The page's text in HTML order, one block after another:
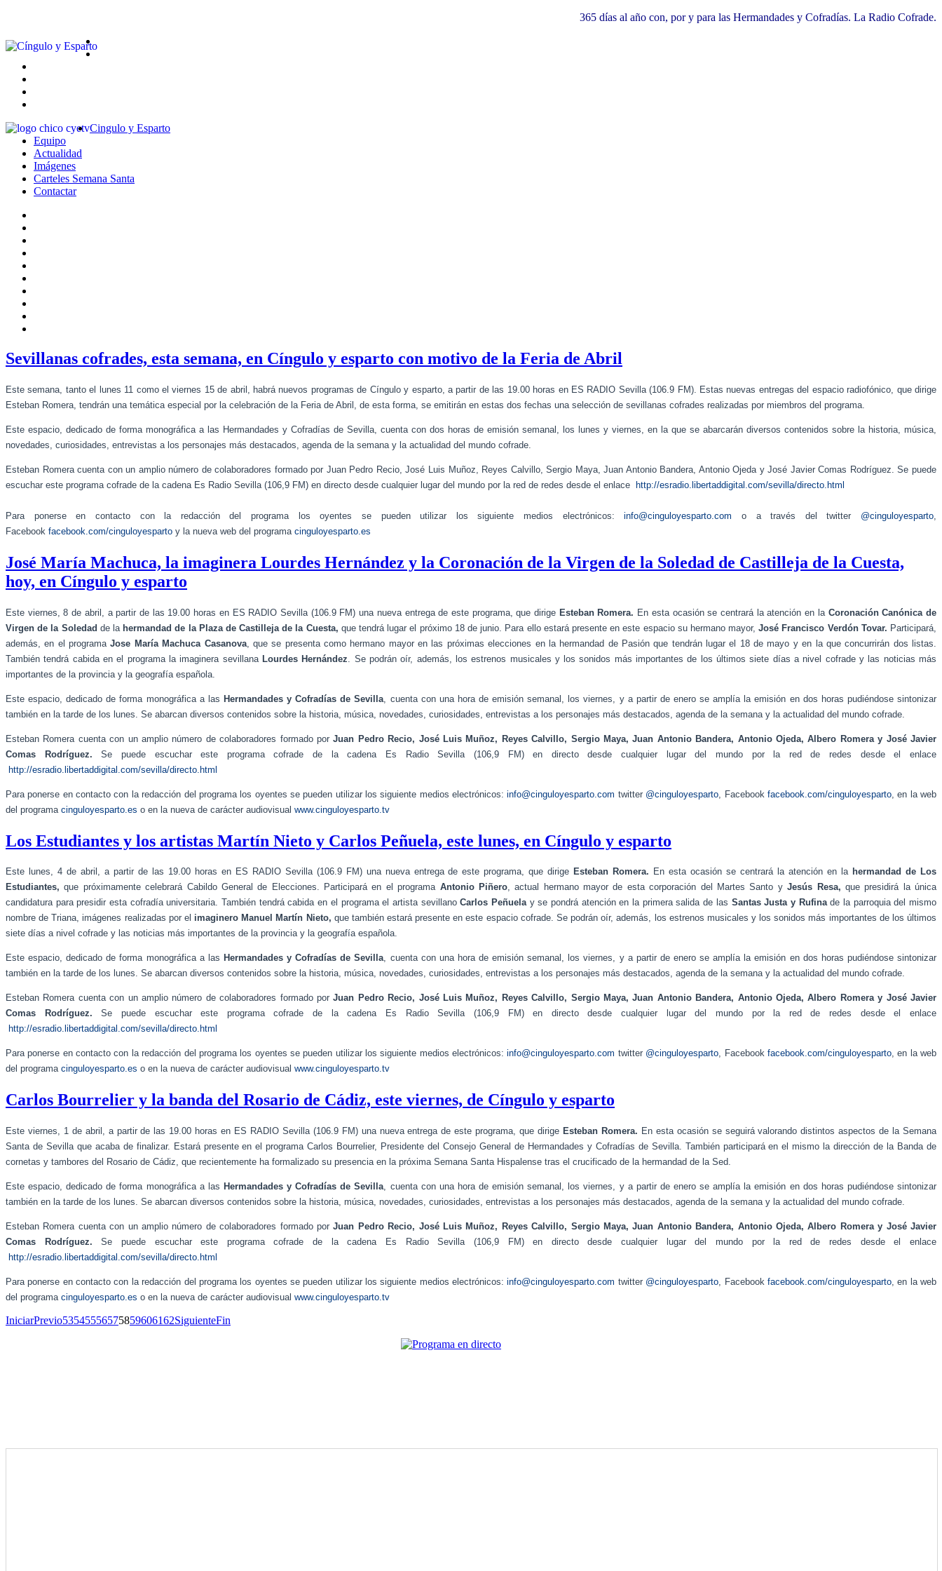
365 días al año con, por y para las Hermandades y Cofradías. La Radio Cofrade.
Cingulo y Esparto
Equipo
Actualidad
Imágenes
Carteles Semana Santa
Contactar
Sevillanas cofrades, esta semana, en Cíngulo y esparto con motivo de la Feria de Abril
Este semana, tanto el lunes 11 como el viernes 15 de abril, habrá nuevos programas de Cíngulo y esparto, a partir de las 19.00 horas en ES RADIO Sevilla (106.9 FM). Estas nuevas entregas del espacio radiofónico, que dirige
Esteban Romera, tendrán una temática especial por la celebración de la Feria de Abril, de esta forma, se emitirán en estas dos fechas una selección de sevillanas cofrades realizadas por miembros del programa.
Este espacio, dedicado de forma monográfica a las Hermandades y Cofradías de Sevilla, cuenta con dos horas de emisión semanal, los lunes y viernes, en la que se abarcarán diversos contenidos sobre la historia, música,
novedades, curiosidades, entrevistas a los personajes más destacados, agenda de la semana y la actualidad del mundo cofrade.
Esteban Romera cuenta con un amplio número de colaboradores formado por Juan Pedro Recio, José Luis Muñoz, Reyes Calvillo, Sergio Maya, Juan Antonio Bandera, Antonio Ojeda y José Javier Comas Rodríguez.Se puede
escuchar este programa cofrade de la cadena Es Radio Sevilla (106,9 FM) en directo desde cualquier lugar del mundo por la red de redes desde el enlace
http://esradio.libertaddigital.com/sevilla/directo.html
Para ponerse en contacto con la redacción del programa los oyentes se pueden utilizar los siguiente medios electrónicos:info@cinguloyesparto.com o a través del twitter @cinguloyesparto
Facebook facebook.com/cinguloyesparto y la nueva web del programa cinguloyesparto.es
José María Machuca, la imaginera Lourdes Hernández y la Coronación de la Virgen de la Soledad de Castilleja de la Cuesta,
hoy, en Cíngulo y esparto
Este viernes, 8 de abril, a partir de las 19.00 horas en ES RADIO Sevilla (106.9 FM) una nueva entrega de este programa, que dirige Esteban Romera. En esta ocasión se centrará la atención en la Coronación Canónica de
Virgen de la Soledad de la hermandad de la Plaza de Castilleja de la Cuesta, que tendrá lugar el próximo 18 de junio. Para ello estará presente en este espacio su hermano mayor,José Francisco Verdón Tovar. Participará,
además, en el programaJose María Machuca Casanova, que se presenta como hermano mayor en las próximas elecciones en la hermandad de Pasión que tendrán lugar el 18 de mayo y en la que concurrirán dos listas.
También tendrá cabida en el programa la imaginera sevillana Lourdes Hernández . Se podrán oír, además, los estrenos musicales y los sonidos más importantes de los últimos siete días a nivel cofrade y las noticias más
importantes de la provincia y la geografía española.
Este espacio, dedicado de forma monográfica a las Hermandades y Cofradías de Sevilla , cuenta con una hora de emisión semanal, los viernes, y a partir de enero se amplía la emisión en dos horas pudiéndose sintonizar
también en la tarde de los lunes. Se abarcan diversos contenidos sobre la historia, música, novedades, curiosidades, entrevistas a los personajes más destacados, agenda de la semana y la actualidad del mundo cofrade.
Esteban Romera cuenta con un amplio número de colaboradores formado porJuan Pedro Recio, José Luis Muñoz, Reyes Calvillo, Sergio Maya, Juan Antonio Bandera, Antonio Ojeda, Albero Romera y José Javier
Comas Rodríguez. Se puede escuchar este programa cofrade de la cadena Es Radio Sevilla (106,9 FM) en directo desde cualquier lugar del mundo por la red de redes desde el enlace
http://esradio.libertaddigital.com/sevilla/directo.html
Para ponerse en contacto con la redacción del programa los oyentes se pueden utilizar los siguiente medios electrónicos:info@cinguloyesparto.com twitter @cinguloyesparto , Facebook facebook.com/cinguloyesparto, en la web
del programa cinguloyesparto.es o en la nueva de carácter audiovisual www.cinguloyesparto.tv
Los Estudiantes y los artistas Martín Nieto y Carlos Peñuela, este lunes, en Cíngulo y esparto
Este lunes, 4 de abril, a partir de las 19.00 horas en ES RADIO Sevilla (106.9 FM) una nueva entrega de este programa, que dirige Esteban Romera. En esta ocasión se centrará la atención en la hermandad de Los
Estudiantes, que próximamente celebrará Cabildo General de Elecciones. Participará en el programa Antonio Piñero, actual hermano mayor de esta corporación del Martes Santo yJesús Resa, que presidirá la única
candidatura para presidir esta cofradía universitaria. También tendrá cabida en el programa el artista sevillanoCarlos Peñuelay se pondrá atención en la primera salida de las Santas Justa y Rufinade la parroquia del mismo
nombre de Triana, imágenes realizadas por el imaginero Manuel Martín Nieto, que también estará presente en este espacio cofrade. Se podrán oír, además, los estrenos musicales y los sonidos más importantes de los últimos
siete días a nivel cofrade y las noticias más importantes de la provincia y la geografía española.
Este espacio, dedicado de forma monográfica a las Hermandades y Cofradías de Sevilla, cuenta con una hora de emisión semanal, los viernes, y a partir de enero se amplía la emisión en dos horas pudiéndose sintonizar
también en la tarde de los lunes. Se abarcan diversos contenidos sobre la historia, música, novedades, curiosidades, entrevistas a los personajes más destacados, agenda de la semana y la actualidad del mundo cofrade.
Esteban Romera cuenta con un amplio número de colaboradores formado porJuan Pedro Recio, José Luis Muñoz, Reyes Calvillo, Sergio Maya, Juan Antonio Bandera, Antonio Ojeda, Albero Romera y José Javier
Comas Rodríguez. Se puede escuchar este programa cofrade de la cadena Es Radio Sevilla (106,9 FM) en directo desde cualquier lugar del mundo por la red de redes desde el enlace
http://esradio.libertaddigital.com/sevilla/directo.html
Para ponerse en contacto con la redacción del programa los oyentes se pueden utilizar los siguiente medios electrónicos:info@cinguloyesparto.com twitter @cinguloyesparto, Facebook facebook.com/cinguloyesparto, en la web
del programa cinguloyesparto.es o en la nueva de carácter audiovisual www.cinguloyesparto.tv
Carlos Bourrelier y la banda del Rosario de Cádiz, este viernes, de Cíngulo y esparto
Este viernes, 1 de abril, a partir de las 19.00 horas en ES RADIO Sevilla (106.9 FM) una nueva entrega de este programa, que dirige Esteban Romera. En esta ocasión se seguirá valorando distintos aspectos de la Semana
Santa de Sevilla que acaba de finalizar. Estará presente en el programa Carlos Bourrelier, Presidente del Consejo General de Hermandades y Cofradías de Sevilla. También participará en el mismo la dirección de la Banda de
cornetas y tambores del Rosario de Cádiz, que recientemente ha formalizado su presencia en la próxima Semana Santa Hispalense tras el crucificado de la hermandad de la Sed.
Este espacio, dedicado de forma monográfica a las Hermandades y Cofradías de Sevilla, cuenta con una hora de emisión semanal, los viernes, y a partir de enero se amplía la emisión en dos horas pudiéndose sintonizar
también en la tarde de los lunes. Se abarcan diversos contenidos sobre la historia, música, novedades, curiosidades, entrevistas a los personajes más destacados, agenda de la semana y la actualidad del mundo cofrade.
Esteban Romera cuenta con un amplio número de colaboradores formado porJuan Pedro Recio, José Luis Muñoz, Reyes Calvillo, Sergio Maya, Juan Antonio Bandera, Antonio Ojeda, Albero Romera y José Javier
Comas Rodríguez. Se puede escuchar este programa cofrade de la cadena Es Radio Sevilla (106,9 FM) en directo desde cualquier lugar del mundo por la red de redes desde el enlace
http://esradio.libertaddigital.com/sevilla/directo.html
Para ponerse en contacto con la redacción del programa los oyentes se pueden utilizar los siguiente medios electrónicos:info@cinguloyesparto.com twitter @cinguloyesparto, Facebook facebook.com/cinguloyesparto, en la web
del programa cinguloyesparto.es o en la nueva de carácter audiovisual www.cinguloyesparto.tv
IniciarPrevio53545556575859606162SiguienteFin